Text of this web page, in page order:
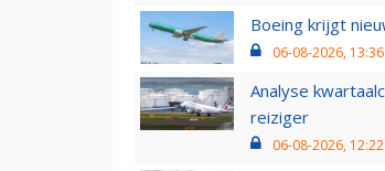
Boeing krijgt
06-08-2026, 13:36
Analyse
reiziger
06-08-2026, 12:22